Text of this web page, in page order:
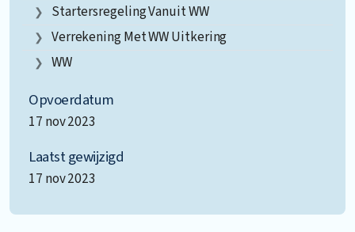
Startersregeling Vanuit WW
Verrekening Met WW Uitkering
WW
Opvoerdatum
17 nov 2023
Laatst gewijzigd
17 nov 2023